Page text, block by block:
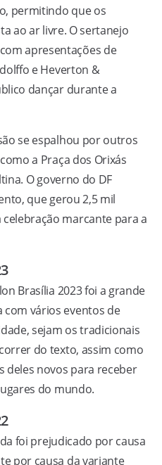
permitindo que os
ao ar livre. O sertanejo
apresentações de
e Heverton &
dançar durante a
se espalhou por outros
a Praça dos Orixás
O governo do DF
que gerou 2,5 mil
marcante para a
Brasília 2023 foi a grande
vários eventos de
sejam os tradicionais
do texto, assim como
deles novos para receber
do mundo.
foi prejudicado por causa
por causa da variante